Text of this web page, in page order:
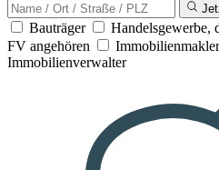
Bauträger
Handelsgewerbe,
FV angehören
Immobilienverwalter